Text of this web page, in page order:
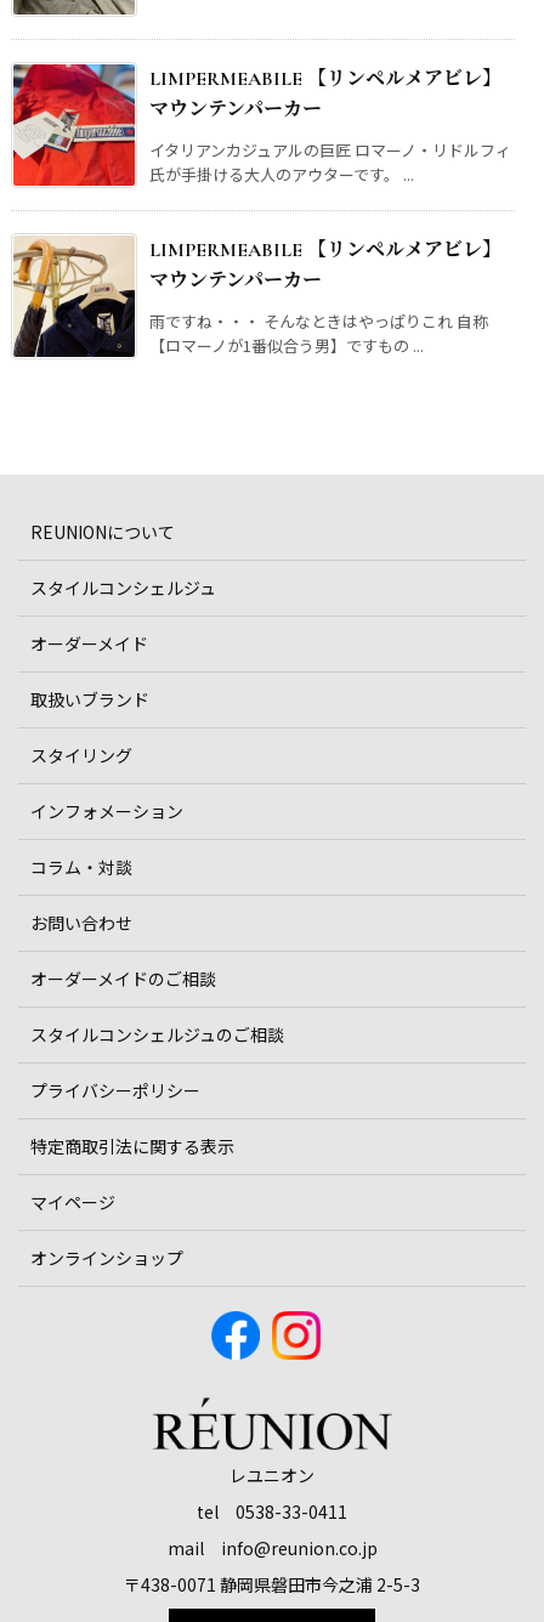
LIMPERMEABILE 【リンペルメアビレ】
マウンテンパーカー
イタリアンカジュアルの巨匠 ロマーノ・リドルフィ
氏が手掛ける大人のアウターです。 ...
LIMPERMEABILE 【リンペルメアビレ】
マウンテンパーカー
雨ですね・・・ そんなときはやっぱりこれ 自称
【ロマーノが1番似合う男】ですもの ...
REUNIONについて
スタイルコンシェルジュ
オーダーメイド
取扱いブランド
スタイリング
インフォメーション
コラム・対談
お問い合わせ
オーダーメイドのご相談
スタイルコンシェルジュのご相談
プライバシーポリシー
特定商取引法に関する表示
マイページ
オンラインショップ
レユニオン
tel 0538-33-0411
mail info@reunion.co.jp
〒438-0071 静岡県磐田市今之浦 2-5-3